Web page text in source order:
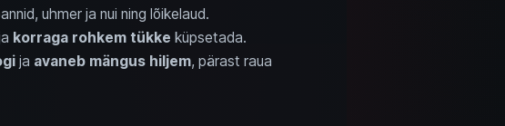
uhmer ja nui ning lõikelaud.
korraga rohkem tükke küpsetada.
ja avaneb mängus hiljem, pärast raua